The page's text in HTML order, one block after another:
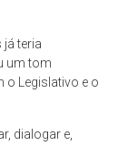
teria
um tom
o Legislativo e o
dialogar e,